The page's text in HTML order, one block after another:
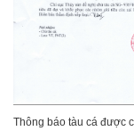
Thông báo tàu cá được